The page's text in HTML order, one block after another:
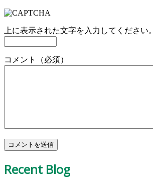
上に表示された文字を入力してください。
コメント（必須）
Recent Blog